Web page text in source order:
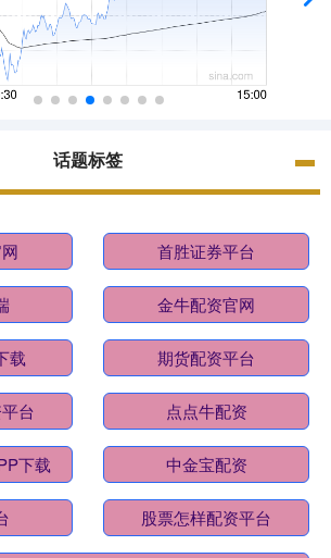
话题标签
首胜证券平台
金牛配资官网
载 期货配资平台
台 点点牛配资
下载 中金宝配资
股票怎样配资平台